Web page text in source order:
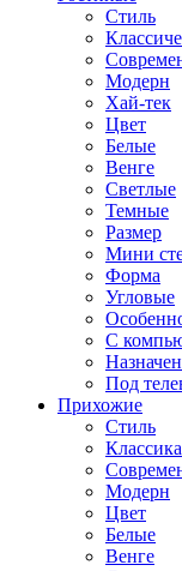
Стиль
Модерн
Хай-тек
Цвет
Белые
Венге
Светлые
Темные
Размер
Мини
Форма
Угловые
С
Под
Прихожие
Стиль
Классика
Модерн
Цвет
Белые
Венге